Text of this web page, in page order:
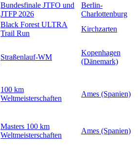
Bundesfinale JTFO und
JTFP 2026
Berlin-
Charlottenburg
Black Forest ULTRA
Trail Run
Kirchzarten
Straßenlauf-WM
Kopenhagen
(Dänemark)
100 km
Weltmeisterschaften
Ames (Spanien)
Masters 100 km
Weltmeisterschaften
Ames (Spanien)